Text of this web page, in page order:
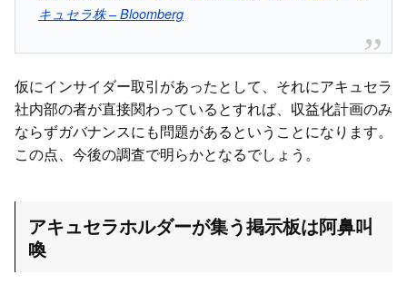
キュセラ株 – Bloomberg
仮にインサイダー取引があったとして、それにアキュセラ
社内部の者が直接関わっているとすれば、収益化計画のみ
ならずガバナンスにも問題があるということになります。
この点、今後の調査で明らかとなるでしょう。
アキュセラホルダーが集う掲示板は阿鼻叫
喚